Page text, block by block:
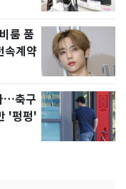
룸 품
속계약
…축구
'펑펑'